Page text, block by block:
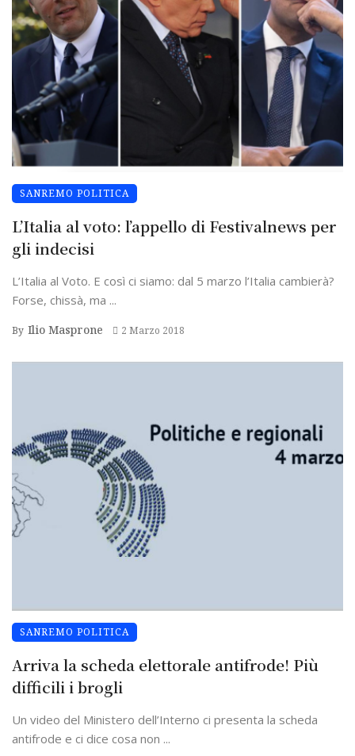
SANREMO POLITICA
L’Italia al voto: l’appello di Festivalnews per
gli indecisi
L’Italia al Voto. E così ci siamo: dal 5 marzo l’Italia cambierà?
Forse, chissà, ma ...
By Ilio Masprone 2 Marzo 2018
SANREMO POLITICA
Arriva la scheda elettorale antifrode! Più
difficili i brogli
Un video del Ministero dell’Interno ci presenta la scheda
antifrode e ci dice cosa non ...